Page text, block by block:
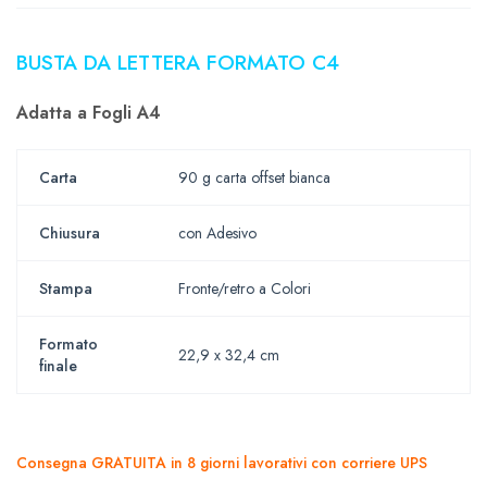
BUSTA DA LETTERA FORMATO C4
Adatta a Fogli A4
Carta 90 g carta offset bianca
Chiusura con Adesivo
Stampa Fronte/retro a Colori
Formato
finale
22,9 x 32,4 cm
Consegna GRATUITA in 8 giorni lavorativi con corriere UPS